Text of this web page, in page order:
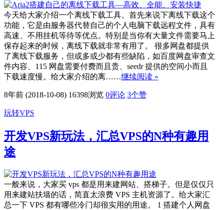
今天给大家介绍一个离线下载工具。首先来说下离线下载这个
功能，它是由服务器代替自己的个人电脑下载远程文件，具有
高速、不用挂机等待等优点。特别是当你有大量文件需要马上
保存起来的时候，离线下载就非常有用了。 很多网盘都提供
了离线下载服务，但或多或少都有些缺陷，如百度网盘审查文
件内容、115 网盘需要付费而且贵、seedr 提供的空间小而且
下载速度慢。给大家介绍的离……继续阅读 »
8年前 (2018-10-08) 16398浏览 0评论 3个赞
玩转VPS
开发VPS新玩法，汇总VPS的N种有趣用
途
一般来说，大家买 vps 都是用来建网站、搭梯子。但是仅仅只
用来建站扶墙的话，简直太浪费 VPS 主机资源了。给大家汇
总一下 VPS 都有哪些冷门却很实用的用途。 1 搭建个人网盘